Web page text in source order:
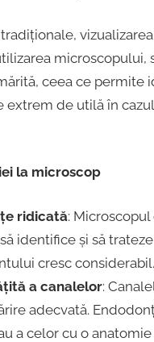
ceea ce
extrem de utilă în
la microscop
ridicată:
identifice și să
cresc considerabil.
a canalelor:
adecvată.
a celor cu o